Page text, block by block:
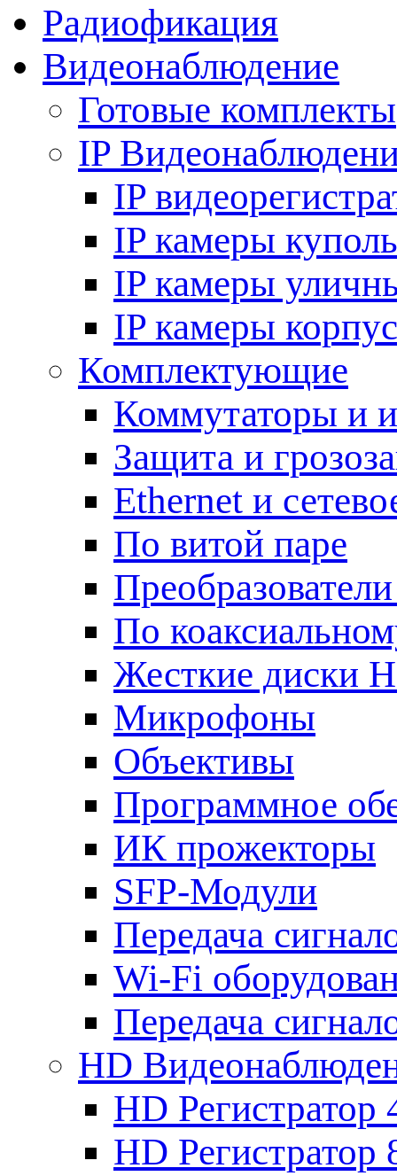
Радиофикация
Видеонаблюдение
Готовые комплекты
IP
IP
IP камеры
IP камеры
IP камеры
Комплектующие
Коммутаторы и
Защита и
Ethernet и
По витой паре
По
Жесткие диски
Микрофоны
Объективы
Программное
ИК прожекторы
SFP-Модули
Передача
Wi-Fi
Передача
HD
HD Регистратор
HD Регистратор